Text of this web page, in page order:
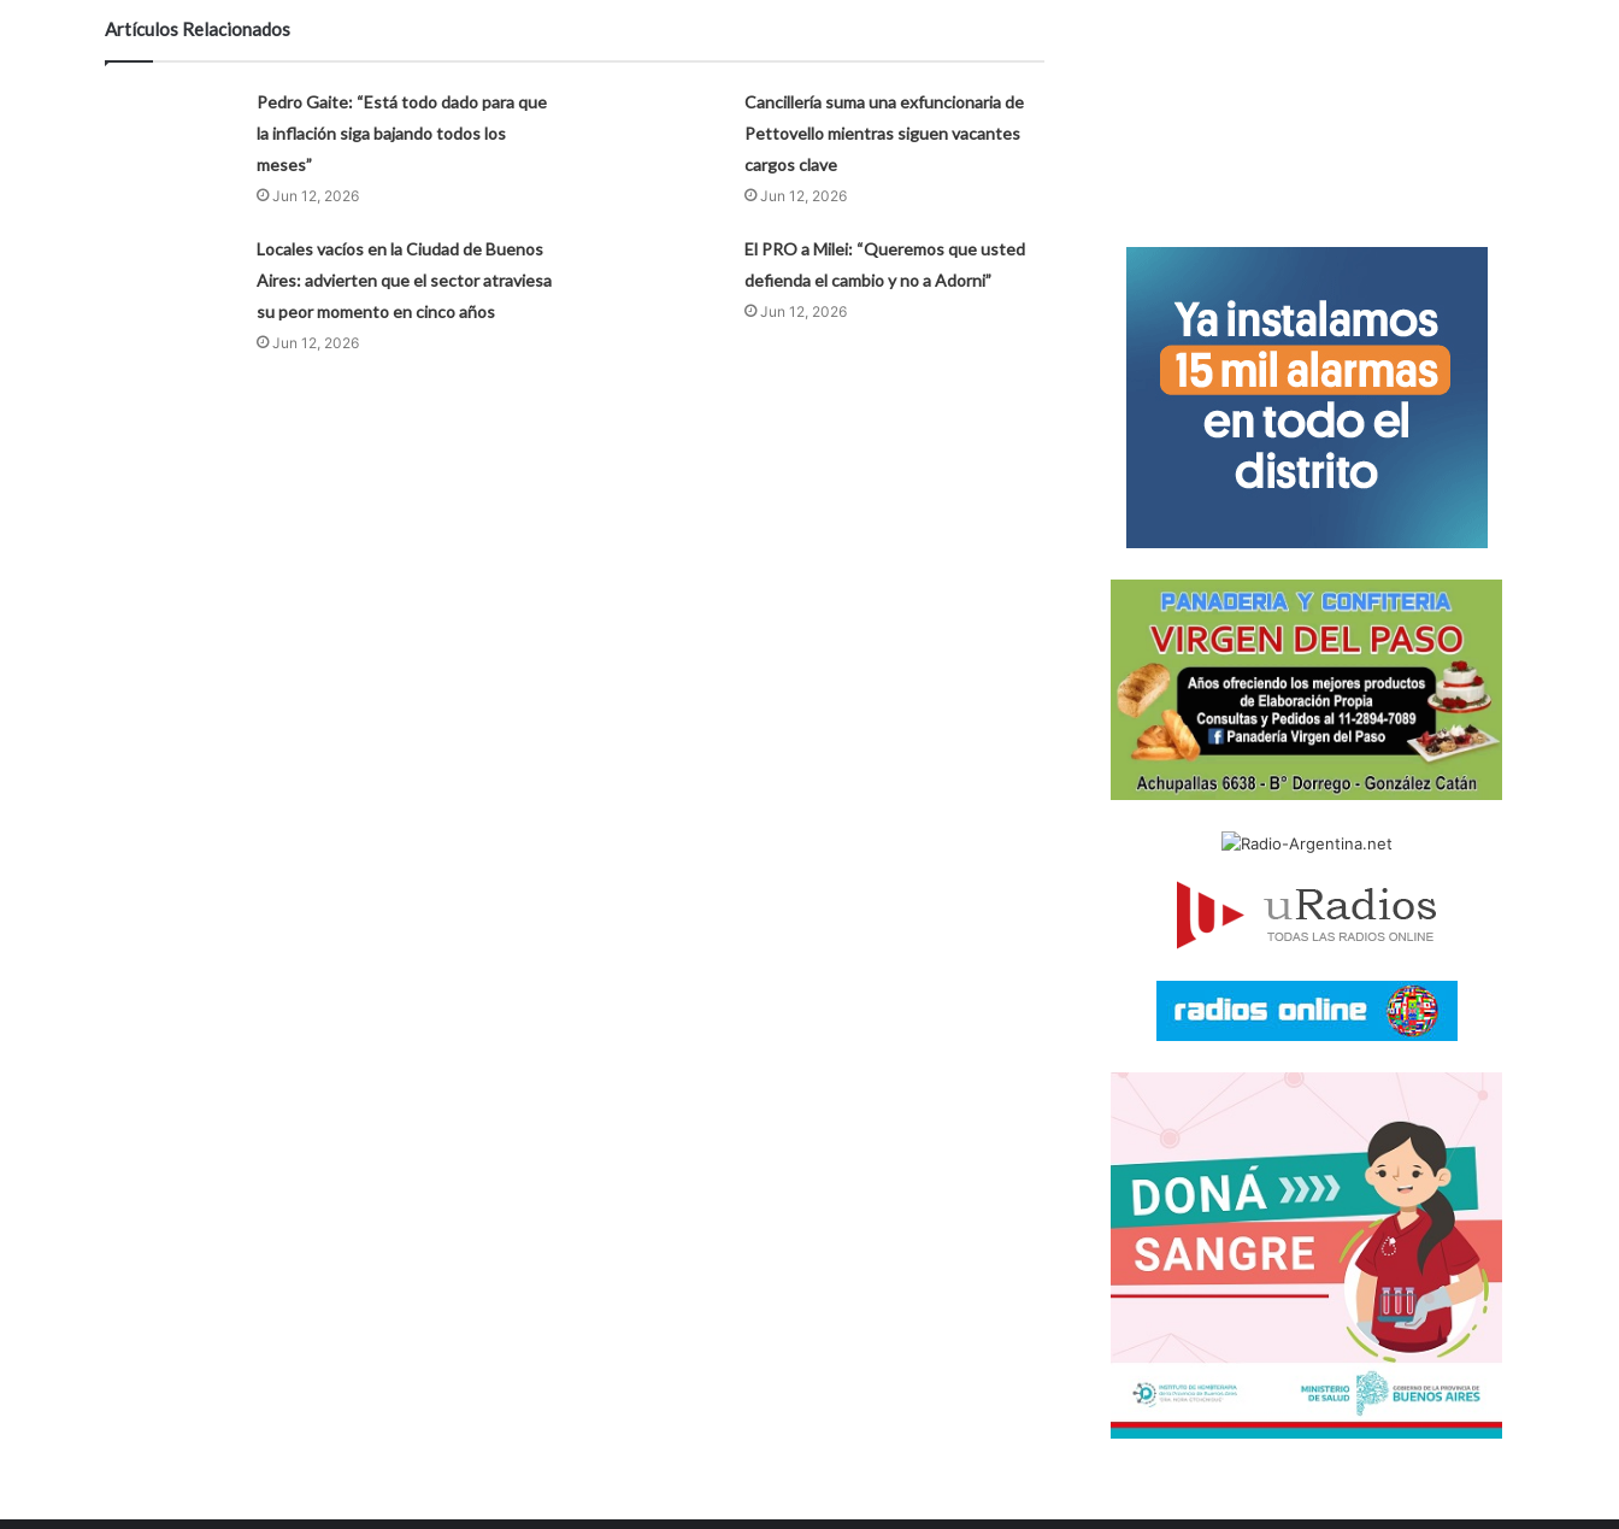
Artículos Relacionados
Pedro Gaite: “Está todo dado para que
la inflación siga bajando todos los
meses”
Jun 12, 2026
Cancillería suma una exfuncionaria de
Pettovello mientras siguen vacantes
cargos clave
Jun 12, 2026
Locales vacíos en la Ciudad de Buenos
Aires: advierten que el sector atraviesa
su peor momento en cinco años
Jun 12, 2026
El PRO a Milei: “Queremos que usted
defienda el cambio y no a Adorni”
Jun 12, 2026